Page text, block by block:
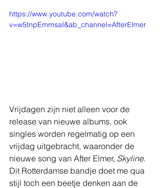
https://www.youtube.com/watch?
v=w5tnpEmmsaI&ab_channel=AfterElmer
Vrijdagen zijn niet alleen voor de
release van nieuwe albums, ook
singles worden regelmatig op een
vrijdag uitgebracht, waaronder de
nieuwe song van After Elmer, Skyline.
Dit Rotterdamse bandje doet me qua
stijl toch een beetje denken aan de